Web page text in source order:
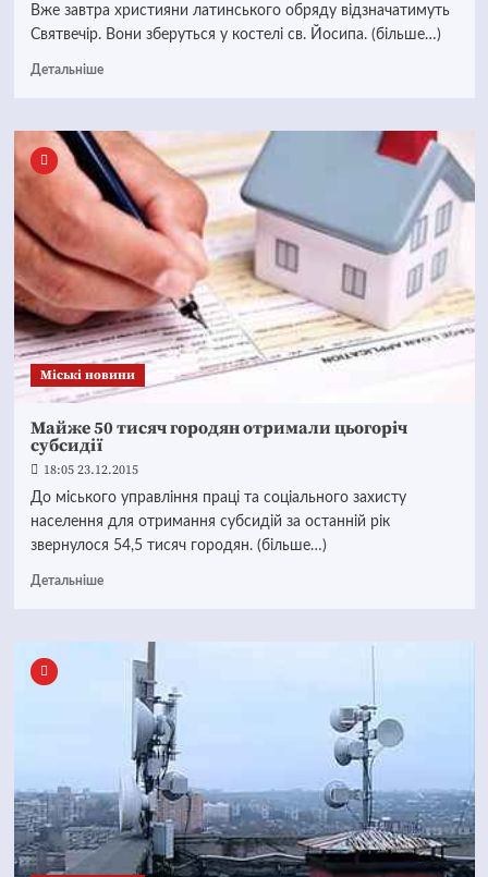
Вже завтра християни латинського обряду відзначатимуть
Святвечір. Вони зберуться у костелі св. Йосипа. (більше…)
Детальніше
Mіські новини
Майже 50 тисяч городян отримали цьогоріч
субсидії
18:05 23.12.2015
До міського управління праці та соціального захисту
населення для отримання субсидій за останній рік
звернулося 54,5 тисяч городян. (більше…)
Детальніше